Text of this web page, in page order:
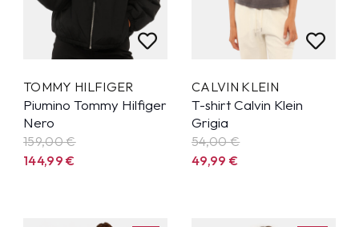
TOMMY HILFIGER
Piumino Tommy Hilfiger
Nero
159,00 €
144,99€
CALVIN KLEIN
T-shirt Calvin Klein
Grigia
54,00 €
49,99€